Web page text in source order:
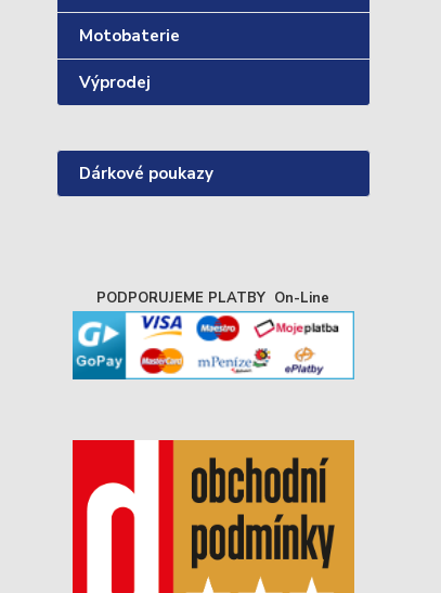
Motobaterie
Výprodej
Dárkové poukazy
PODPORUJEME PLATBY On-Line